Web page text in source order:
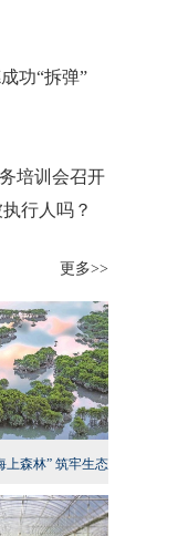
功“拆弹”
培训会召开
行人吗？
更多>>
上森林” 筑牢生态
屏障